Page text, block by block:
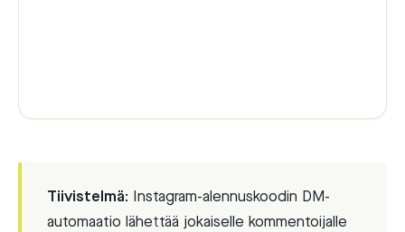
Tiivistelmä: Instagram-alennuskoodin DM-
automaatio lähettää jokaiselle kommentoijalle